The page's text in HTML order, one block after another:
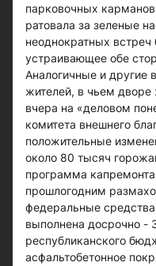
парковочных
ратовала за зеленые
неоднократных
устраивающее обе
Аналогичные и другие
жителей, в чьем
вчера на «деловом
комитета внешнего
положительные
около 80 тысяч
программа
прошлогодним
федеральные
выполнена досрочно -
республиканского
асфальтобетонное